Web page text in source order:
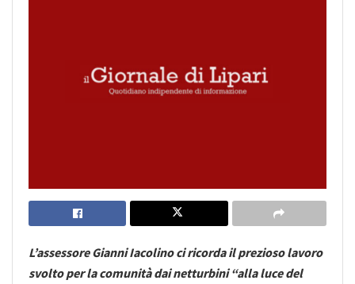
L’assessore Gianni Iacolino ci ricorda il prezioso lavoro
svolto per la comunità dai netturbini “alla luce del